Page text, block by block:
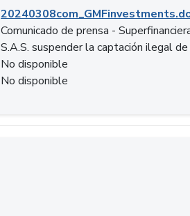
Comunicado de prensa -
S.A.S. suspender la captación ilegal
No disponible
No disponible